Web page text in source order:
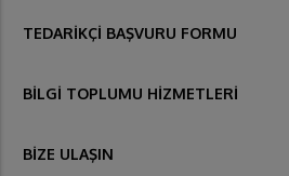
TEDARİKÇİ BAŞVURU FORMU
BİLGİ TOPLUMU HİZMETLERİ
BİZE ULAŞIN